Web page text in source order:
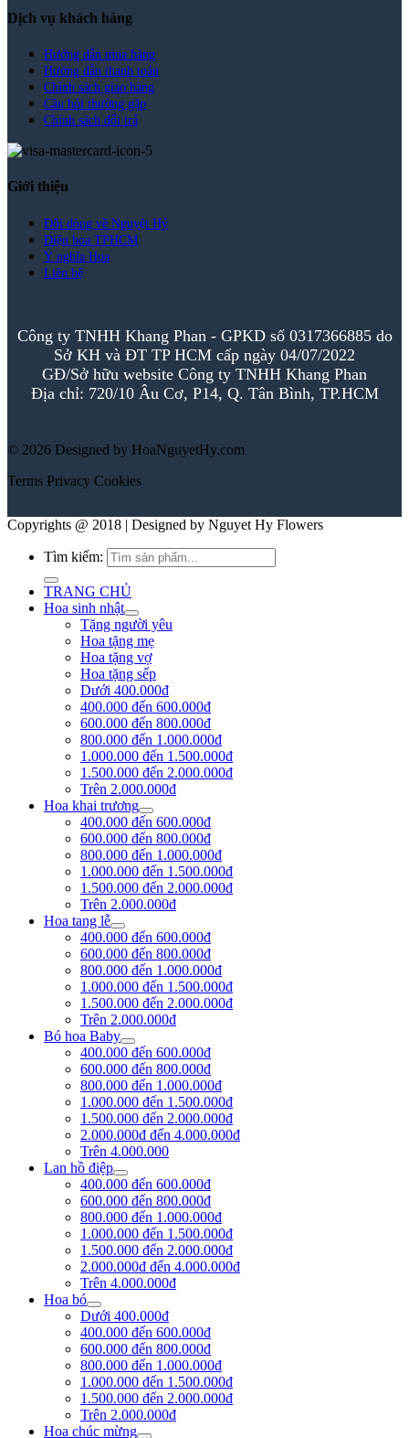
Dịch vụ khách hàng
Hướng dẫn mua hàng
Hướng dẫn thanh toán
Chính sách giao hàng
Câu hỏi thường gặp
Chính sách đổi trả
Giới thiệu
Đôi dòng về Nguyệt Hỷ
Điện hoa TPHCM
Ý nghĩa Hoa
Liên hệ
Công ty TNHH Khang Phan - GPKD số 0317366885 do
Sở KH và ĐT TP HCM cấp ngày 04/07/2022
GĐ/Sở hữu website Công ty TNHH Khang Phan
Địa chỉ: 720/10 Âu Cơ, P14, Q. Tân Bình, TP.HCM
© 2026 Designed by HoaNguyetHy.com
Terms Privacy Cookies
Copyrights @ 2018 | Designed by Nguyet Hy Flowers
Tìm kiếm:
TRANG CHỦ
Hoa sinh nhật
Tặng người yêu
Hoa tặng mẹ
Hoa tặng vợ
Hoa tặng sếp
Dưới 400.000đ
400.000 đến 600.000đ
600.000 đến 800.000đ
800.000 đến 1.000.000đ
1.000.000 đến 1.500.000đ
1.500.000 đến 2.000.000đ
Trên 2.000.000đ
Hoa khai trương
400.000 đến 600.000đ
600.000 đến 800.000đ
800.000 đến 1.000.000đ
1.000.000 đến 1.500.000đ
1.500.000 đến 2.000.000đ
Trên 2.000.000đ
Hoa tang lễ
400.000 đến 600.000đ
600.000 đến 800.000đ
800.000 đến 1.000.000đ
1.000.000 đến 1.500.000đ
1.500.000 đến 2.000.000đ
Trên 2.000.000đ
Bó hoa Baby
400.000 đến 600.000đ
600.000 đến 800.000đ
800.000 đến 1.000.000đ
1.000.000 đến 1.500.000đ
1.500.000 đến 2.000.000đ
2.000.000đ đến 4.000.000đ
Trên 4.000.000
Lan hồ điệp
400.000 đến 600.000đ
600.000 đến 800.000đ
800.000 đến 1.000.000đ
1.000.000 đến 1.500.000đ
1.500.000 đến 2.000.000đ
2.000.000đ đến 4.000.000đ
Trên 4.000.000đ
Hoa bó
Dưới 400.000đ
400.000 đến 600.000đ
600.000 đến 800.000đ
800.000 đến 1.000.000đ
1.000.000 đến 1.500.000đ
1.500.000 đến 2.000.000đ
Trên 2.000.000đ
Hoa chúc mừng